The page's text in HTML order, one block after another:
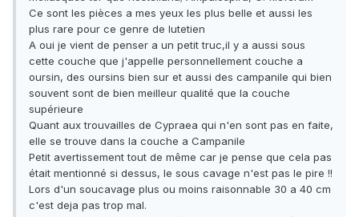
Ce sont les pièces a mes yeux les plus belle et aussi les
plus rare pour ce genre de lutetien
A oui je vient de penser a un petit truc,il y a aussi sous
cette couche que j'appelle personnellement couche a
oursin, des oursins bien sur et aussi des campanile qui bien
souvent sont de bien meilleur qualité que la couche
supérieure
Quant aux trouvailles de Cypraea qui n'en sont pas en faite,
elle se trouve dans la couche a Campanile
Petit avertissement tout de même car je pense que cela pas
était mentionné si dessus, le sous cavage n'est pas le pire !!
Lors d'un soucavage plus ou moins raisonnable 30 a 40 cm
c'est deja pas trop mal.